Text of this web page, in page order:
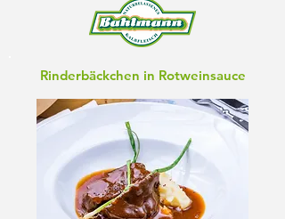
Rinderbäckchen in Rotweinsauce